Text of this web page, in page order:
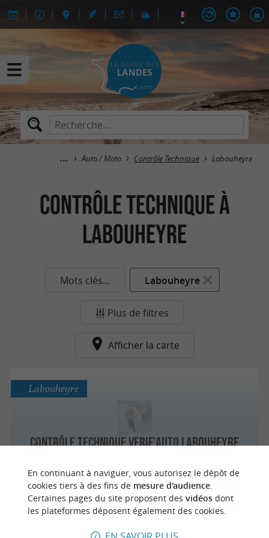
Auto / Moto Contrôle Technique Labouheyre
Contrôle Technique à
Labouheyre
Mots clés... Labouheyre
Plus de filtres
Afficher la carte
Contrôle Technique Verif'Auto Labouheyre
Labouheyre
En continuant à naviguer, vous autorisez le dépôt de
cookies tiers à des fins de mesure d'audience.
Certaines pages du site proposent des vidéosdont
les plateformes déposent également des cookies.